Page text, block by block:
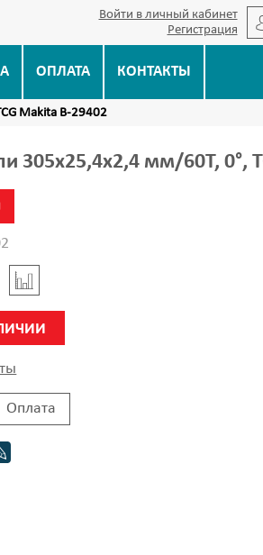
Войти в личный кабинет
Регистрация
ОПЛАТА КОНТАКТЫ
Makita B-29402
305х25,4х2,4 мм/60T, 0°,
Оплата